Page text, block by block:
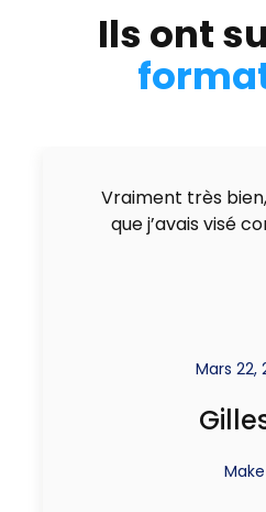
Ils ont
Vraiment très
que j’avais visé
Mars 22,
Make